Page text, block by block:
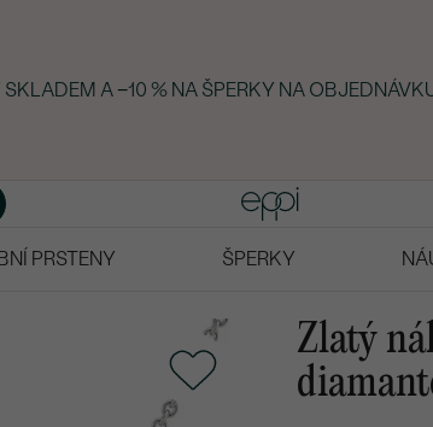
SKLADEM A −10 % NA ŠPERKY NA
PRSTENY ŠPERKY
Zlatý